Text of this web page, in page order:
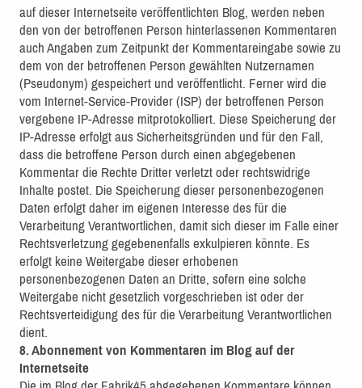
auf dieser Internetseite veröffentlichten Blog, werden neben
den von der betroffenen Person hinterlassenen Kommentaren
auch Angaben zum Zeitpunkt der Kommentareingabe sowie zu
dem von der betroffenen Person gewählten Nutzernamen
(Pseudonym) gespeichert und veröffentlicht. Ferner wird die
vom Internet-Service-Provider (ISP) der betroffenen Person
vergebene IP-Adresse mitprotokolliert. Diese Speicherung der
IP-Adresse erfolgt aus Sicherheitsgründen und für den Fall,
dass die betroffene Person durch einen abgegebenen
Kommentar die Rechte Dritter verletzt oder rechtswidrige
Inhalte postet. Die Speicherung dieser personenbezogenen
Daten erfolgt daher im eigenen Interesse des für die
Verarbeitung Verantwortlichen, damit sich dieser im Falle einer
Rechtsverletzung gegebenenfalls exkulpieren könnte. Es
erfolgt keine Weitergabe dieser erhobenen
personenbezogenen Daten an Dritte, sofern eine solche
Weitergabe nicht gesetzlich vorgeschrieben ist oder der
Rechtsverteidigung des für die Verarbeitung Verantwortlichen
dient.
8. Abonnement von Kommentaren im Blog auf der
Internetseite